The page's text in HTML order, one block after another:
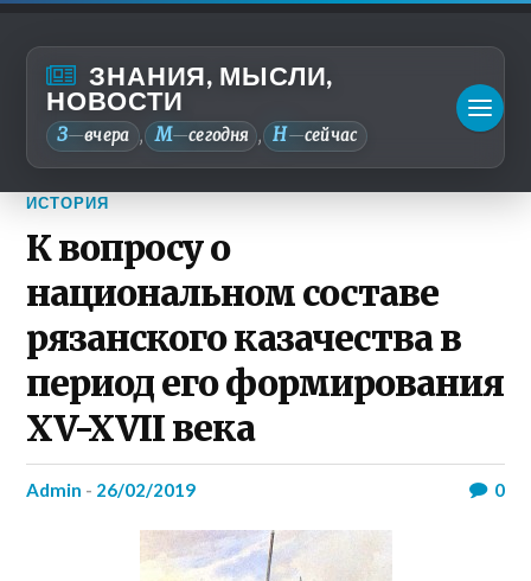
ЗНАНИЯ, МЫСЛИ,
НОВОСТИ
З—вчера , М—сегодня , Н—сейчас
ИСТОРИЯ
К вопросу о
национальном составе
рязанского казачества в
период его формирования
XV-XVII века
admin - 26/02/2019 0